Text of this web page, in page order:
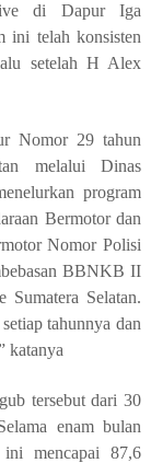
di Dapur Iga
ini telah konsisten
setelah H Alex
Nomor 29 tahun
melalui Dinas
program
Bermotor dan
Nomor Polisi
BBNKB II
Selatan.
tahunnya dan
katanya
tersebut dari 30
enam bulan
ini mencapai 87,6